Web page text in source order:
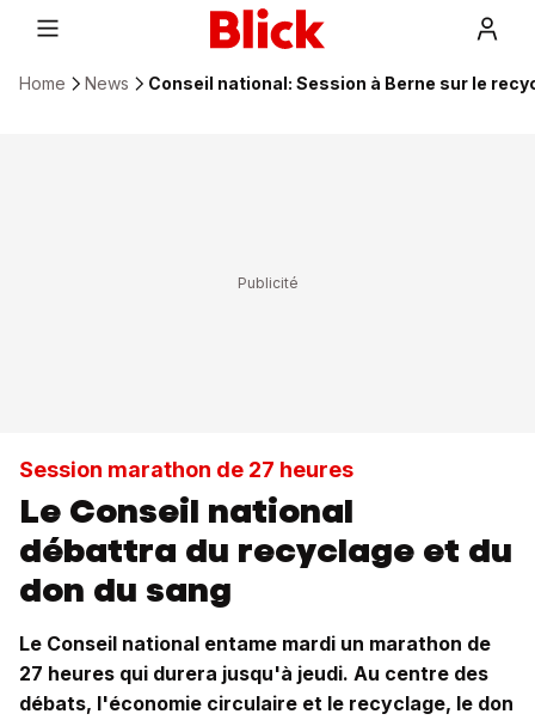
Home News Conseil national: Session à Berne sur le
Session marathon de 27 heures
Le Conseil national
débattra du recyclage et du
don du sang
Le Conseil national entame mardi un marathon de
27 heures qui durera jusqu'à jeudi. Au centre des
débats, l'économie circulaire et le recyclage, le don